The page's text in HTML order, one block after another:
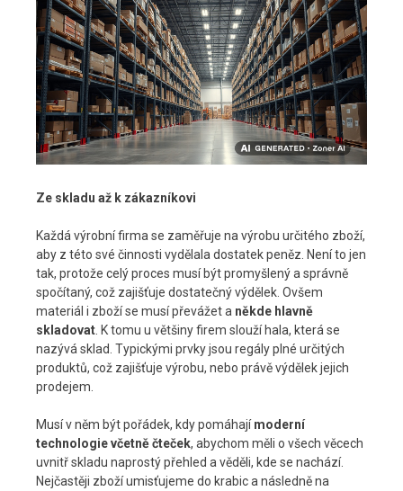
Ze skladu až k zákazníkovi
Každá výrobní firma se zaměřuje na výrobu určitého zboží,
aby z této své činnosti vydělala dostatek peněz. Není to jen
tak, protože celý proces musí být promyšlený a správně
spočítaný, což zajišťuje dostatečný výdělek. Ovšem
materiál i zboží se musí převážet a někde hlavně
skladovat . K tomu u většiny firem slouží hala, která se
nazývá sklad. Typickými prvky jsou regály plné určitých
produktů, což zajišťuje výrobu, nebo právě výdělek jejich
prodejem.
Musí v něm být pořádek, kdy pomáhajímoderní
technologie včetně čteček, abychom měli o všech věcech
uvnitř skladu naprostý přehled a věděli, kde se nachází.
Nejčastěji zboží umisťujeme do krabic a následně na